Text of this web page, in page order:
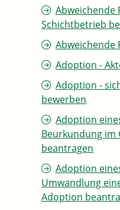
Abweichende
Schichtbetrieb
Abweichende
Adoption -
Adoption -
bewerben
Adoption
Beurkundung
beantragen
Adoption
Umwandlung
Adoption